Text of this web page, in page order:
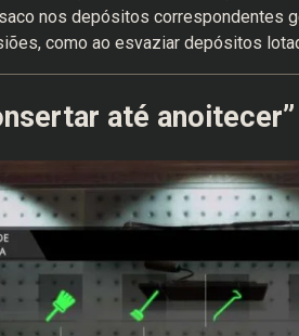
nos depósitos correspondentes
como ao esvaziar depósitos
até anoitecer”